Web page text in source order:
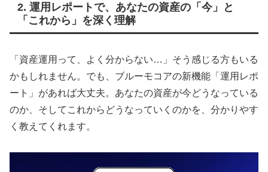
2. 運用レポートで、あなたの資産の「今」と
「これから」を深く理解
「資産運用って、よく分からない…」そう感じる方もいる
かもしれません。でも、ブルーモコアの新機能「運用レポ
ート」があれば大丈夫。あなたの資産が今どうなっている
のか、そしてこれからどうなっていくのかを、分かりやす
く教えてくれます。